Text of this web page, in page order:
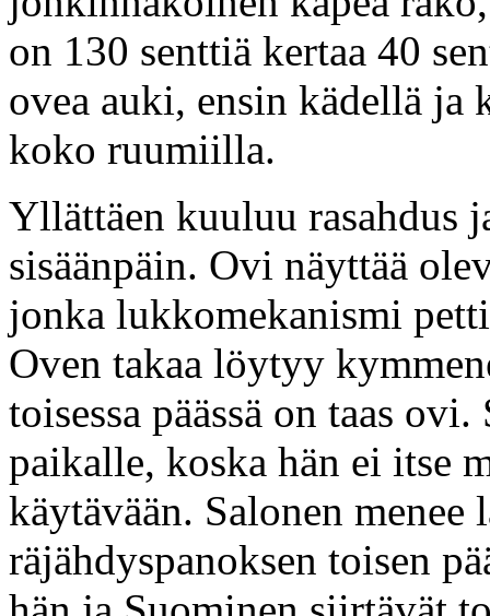
on 130 senttiä kertaa 40
ovea auki, ensin kädellä ja
koko ruumiilla.
Yllättäen kuuluu rasahdus
sisäänpäin. Ovi näyttää
jonka lukkomekanismi
Oven takaa löytyy
toisessa päässä on taas
paikalle, koska hän ei itse
käytävään. Salonen menee
räjähdyspanoksen toisen